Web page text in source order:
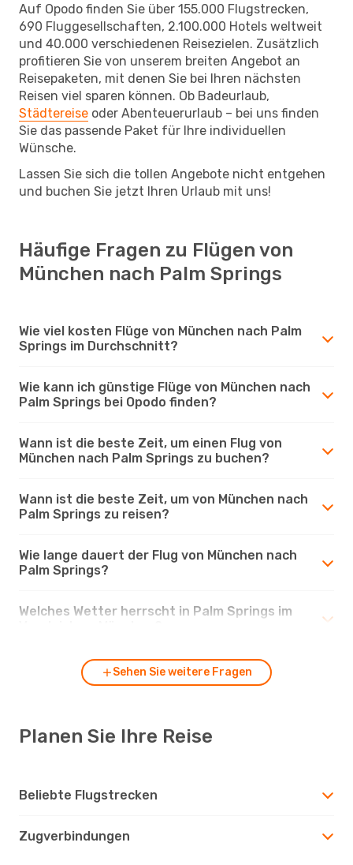
Auf Opodo finden Sie über 155.000 Flugstrecken,
690 Fluggesellschaften, 2.100.000 Hotels weltweit
und 40.000 verschiedenen Reisezielen. Zusätzlich
profitieren Sie von unserem breiten Angebot an
Reisepaketen, mit denen Sie bei Ihren nächsten
Reisen viel sparen können. Ob Badeurlaub,
Städtereise oder Abenteuerurlaub – bei uns finden
Sie das passende Paket für Ihre individuellen
Wünsche.
Lassen Sie sich die tollen Angebote nicht entgehen
und buchen Sie jetzt Ihren Urlaub mit uns!
Häufige Fragen zu Flügen von
München nach Palm Springs
Wie viel kosten Flüge von München nach Palm
Springs im Durchschnitt?
Wie kann ich günstige Flüge von München nach
Palm Springs bei Opodo finden?
Wann ist die beste Zeit, um einen Flug von
München nach Palm Springs zu buchen?
Wann ist die beste Zeit, um von München nach
Palm Springs zu reisen?
Wie lange dauert der Flug von München nach
Palm Springs?
Welches Wetter herrscht in Palm Springs im
Sehen Sie weitere Fragen
Planen Sie Ihre Reise
Beliebte Flugstrecken
Zugverbindungen